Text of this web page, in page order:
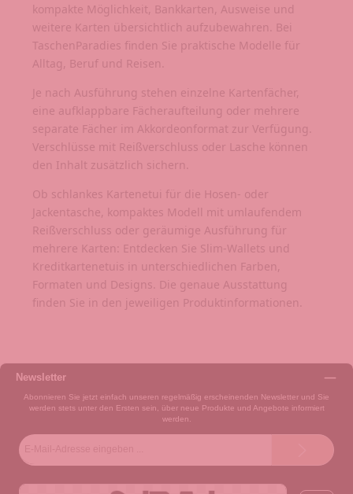
kompakte Möglichkeit, Bankkarten, Ausweise und
weitere Karten übersichtlich aufzubewahren. Bei
TaschenParadies finden Sie praktische Modelle für
Alltag, Beruf und Reisen.
Je nach Ausführung stehen einzelne Kartenfächer,
eine aufklappbare Fächeraufteilung oder mehrere
separate Fächer im Akkordeonformat zur Verfügung.
Verschlüsse mit Reißverschluss oder Lasche können
den Inhalt zusätzlich sichern.
Ob schlankes Kartenetui für die Hosen- oder
Jackentasche, kompaktes Modell mit umlaufendem
Reißverschluss oder geräumige Ausführung für
mehrere Karten: Entdecken Sie Slim-Wallets und
Kreditkartenetuis in unterschiedlichen Farben,
Formaten und Designs. Die genaue Ausstattung
finden Sie in den jeweiligen Produktinformationen.
Newsletter
Abonnieren Sie jetzt einfach unseren regelmäßig erscheinenden Newsletter und Sie
werden stets unter den Ersten sein, über neue Produkte und Angebote informiert
werden.